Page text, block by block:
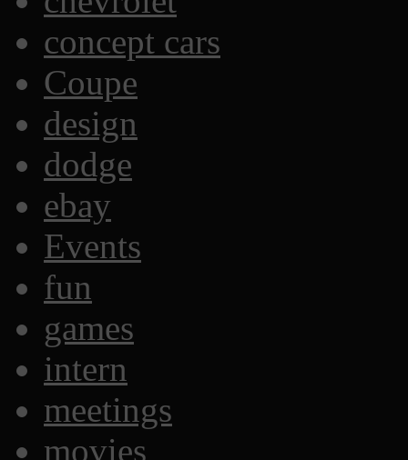
concept cars
Coupe
design
dodge
ebay
Events
fun
games
intern
meetings
movies